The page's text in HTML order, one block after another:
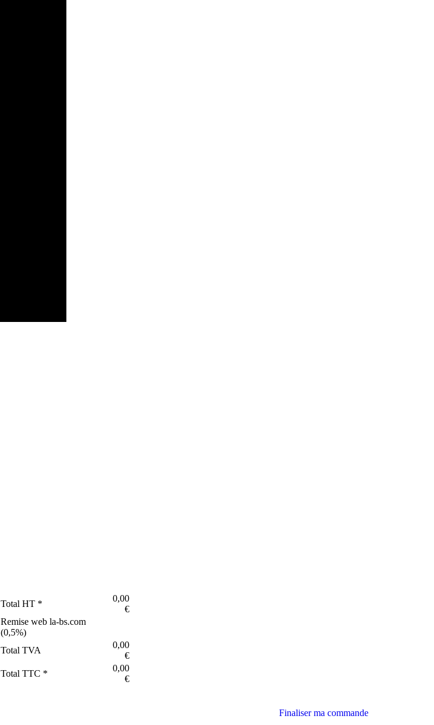
Total HT *
0,00
€
Remise web la-bs.com
(0,5%)
Total TVA
0,00
€
Total TTC *
0,00
€
Finaliser ma commande